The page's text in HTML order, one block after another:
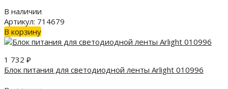
В наличии
Артикул: 714679
В корзину
1 732 ₽
Блок питания для светодиодной ленты Arlight 010996